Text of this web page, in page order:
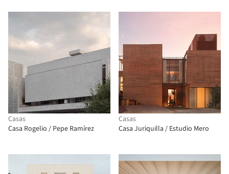
Casas
Casa Rogelio / Pepe Ramírez
Casas
Casa Juriquilla / Estudio Mero